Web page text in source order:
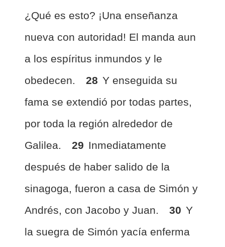
¿Qué es esto? ¡Una enseñanza
nueva con autoridad! El manda aun
a los espíritus inmundos y le
obedecen.
28 Y enseguida su
fama se extendió por todas partes,
por toda la región alrededor de
Galilea.
29 Inmediatamente
después de haber salido de la
sinagoga, fueron a casa de Simón y
Andrés, con Jacobo y Juan.
30 Y
la suegra de Simón yacía enferma